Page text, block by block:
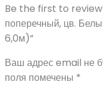
Be the first to
поперечный, цв.
6,0м)”
Ваш адрес email не
поля помечены *